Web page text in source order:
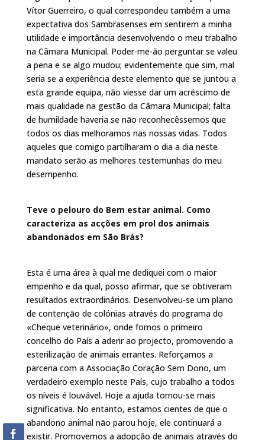
Vítor Guerreiro, o qual correspondeu também a uma
expectativa dos Sambrasenses em sentirem a minha
utilidade e importância desenvolvendo o meu trabalho
na Câmara Municipal. Poder-me-ão perguntar se valeu
a pena e se algo mudou; evidentemente que sim, mal
seria se a experiência deste elemento que se juntou a
esta grande equipa, não viesse dar um acréscimo de
mais qualidade na gestão da Câmara Municipal; falta
de humildade haveria se não reconhecêssemos que
todos os dias melhoramos nas nossas vidas. Todos
aqueles que comigo partilharam o dia a dia neste
mandato serão as melhores testemunhas do meu
desempenho.
Teve o pelouro do Bem estar animal. Como
caracteriza as acções em prol dos animais
abandonados em São Brás?
Esta é uma área à qual me dediquei com o maior
empenho e da qual, posso afirmar, que se obtiveram
resultados extraordinários. Desenvolveu-se um plano
de contenção de colónias através do programa do
«Cheque veterinário», onde fomos o primeiro
concelho do País a aderir ao projecto, promovendo a
esterilização de animais errantes. Reforçamos a
parceria com a Associação Coração Sem Dono, um
verdadeiro exemplo neste País, cujo trabalho a todos
os níveis é louvável. Hoje a ajuda tornou-se mais
significativa. No entanto, estamos cientes de que o
abandono animal não parou hoje, ele continuará a
existir. Promovemos a adopção de animais através do